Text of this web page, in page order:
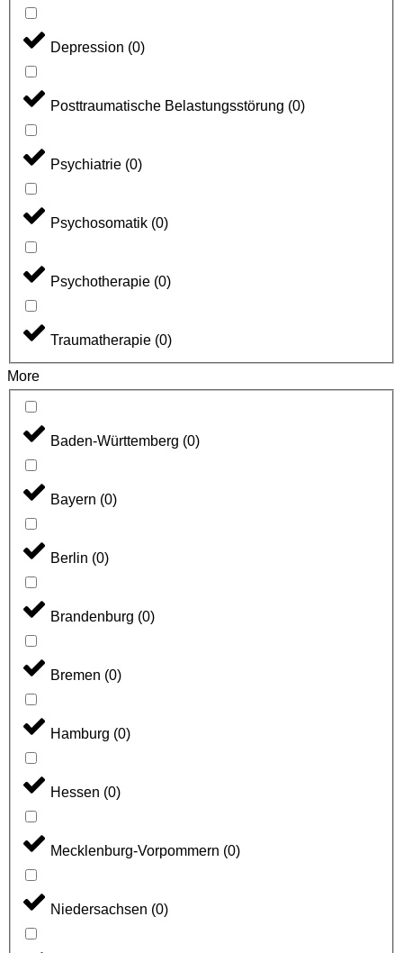
Depression (0)
Posttraumatische Belastungsstörung (0)
Psychiatrie (0)
Psychosomatik (0)
Psychotherapie (0)
Traumatherapie (0)
More
Baden-Württemberg (0)
Bayern (0)
Berlin (0)
Brandenburg (0)
Bremen (0)
Hamburg (0)
Hessen (0)
Mecklenburg-Vorpommern (0)
Niedersachsen (0)